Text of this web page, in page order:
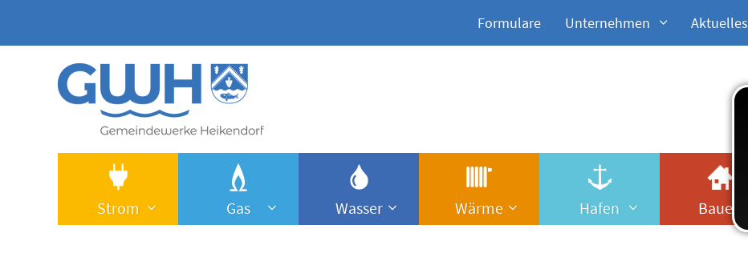
Formulare Unternehmen Aktuelles
Strom Gas Wasser Wärme Hafen Bauen